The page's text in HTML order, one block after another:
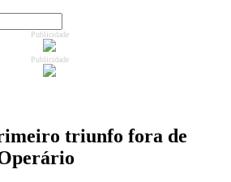
Publicidade
Publicidade
triunfo fora de